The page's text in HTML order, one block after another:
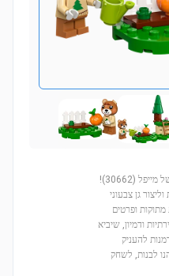
הצטרפו לחוויית הקסם של גן דלעות של מייפל (30662)!
גן צבעוני
ופרטים
ודמיון, שיביא
להעניק
לבנות, לשחק